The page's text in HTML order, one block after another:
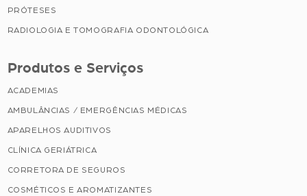
PRÓTESES
RADIOLOGIA E TOMOGRAFIA ODONTOLÓGICA
Produtos e Serviços
ACADEMIAS
AMBULÂNCIAS / EMERGÊNCIAS MÉDICAS
APARELHOS AUDITIVOS
CLÍNICA GERIÁTRICA
CORRETORA DE SEGUROS
COSMÉTICOS E AROMATIZANTES